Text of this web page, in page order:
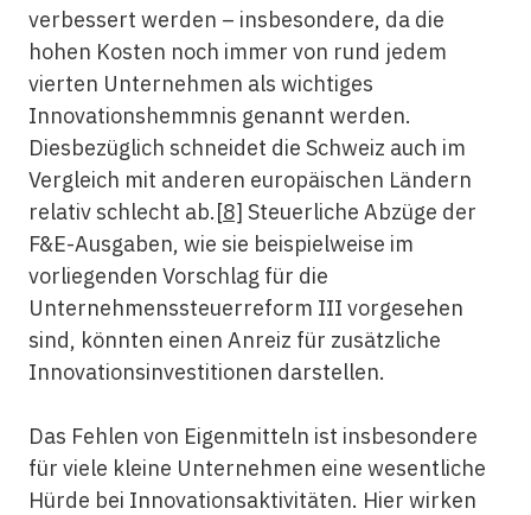
verbessert werden – insbesondere, da die
hohen Kosten noch immer von rund jedem
vierten Unternehmen als wichtiges
Innovationshemmnis genannt werden.
Diesbezüglich schneidet die Schweiz auch im
Vergleich mit anderen europäischen Ländern
relativ schlecht ab.[8] Steuerliche Abzüge der
F&E-Ausgaben, wie sie beispielweise im
vorliegenden Vorschlag für die
Unternehmenssteuerreform III vorgesehen
sind, könnten einen Anreiz für zusätzliche
Innovationsinvestitionen darstellen.
Das Fehlen von Eigenmitteln ist insbesondere
für viele kleine Unternehmen eine wesentliche
Hürde bei Innovationsaktivitäten. Hier wirken